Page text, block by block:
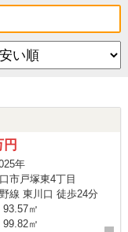
年
市戸塚東4丁目
線 東川口 徒歩24分
93.57㎡
99.82㎡